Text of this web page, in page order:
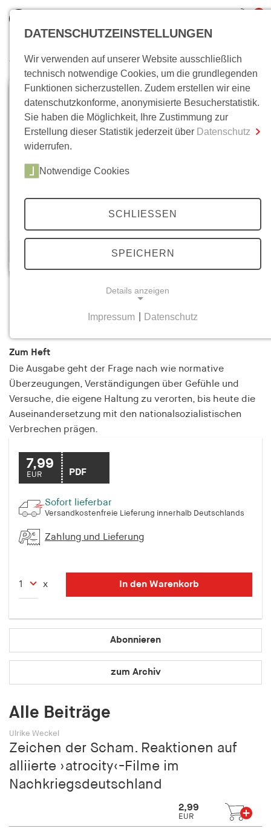
inkl. MwSt.
0,00 €
Zum Warenkorb Zur Kasse
Wo bin ich?
Unsere Medien, unsere Täter
Heft 1 Februar/März 2014
Zum Heft
Die Ausgabe geht der Frage nach wie normative
Überzeugungen, Verständigungen über Gefühle und
Versuche, die eigene Haltung zu verorten, bis heute die
Auseinandersetzung mit den nationalsozialistischen
Verbrechen prägen.
7,99
EUR PDF
Sofort lieferbar
Versandkostenfreie Lieferung innerhalb Deutschlands
Zahlung und Lieferung
x In den Warenkorb
Abonnieren
zum Archiv
Alle Beiträge
Ulrike Weckel
Zeichen der Scham. Reaktionen auf
alliierte ›atrocity‹-Filme im
Nachkriegsdeutschland
2,99
EUR
DATENSCHUTZEINSTELLUNGEN
Wir verwenden auf unserer Website ausschließlich
technisch notwendige Cookies, um die grundlegenden
Funktionen sicherzustellen. Zudem erstellen wir eine
datenschutzkonforme, anonymisierte Besucherstatistik.
Sie haben die Möglichkeit, Ihre Zustimmung zur
Erstellung dieser Statistik jederzeit über Datenschutz
widerrufen.
Notwendige Cookies
SCHLIESSEN
SPEICHERN
Details anzeigen
nutzbar zu machen, indem sie Grundfunktionen
wie Seitennavigation und Zugriff auf sichere
Bereiche der Webseite ermöglichen. Die Webseite
kann ohne diese Cookies nicht richtig
funktionieren.
Name:
cookie_consent
Anbieter:
hamburger-edition.de
Zweck:
Cookie Laufzeit:
Name:
hamburger-edition.de
Cookie Laufzeit:
Sitzung
fonts_loaded
Impressum Datenschutz